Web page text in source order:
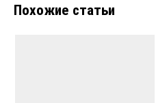
Похожие статьи